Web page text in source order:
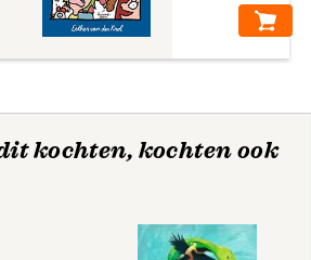
kochten, kochten ook